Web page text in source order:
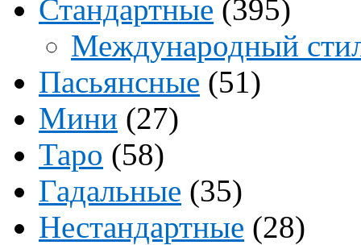
Стандартные (395)
Международный
Пасьянсные (51)
Мини (27)
Таро (58)
Гадальные (35)
Нестандартные (28)